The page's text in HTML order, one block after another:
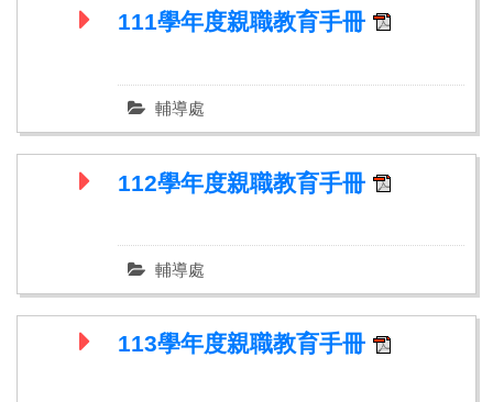
111學年度親職教育手冊
輔導處
112學年度親職教育手冊
輔導處
113學年度親職教育手冊